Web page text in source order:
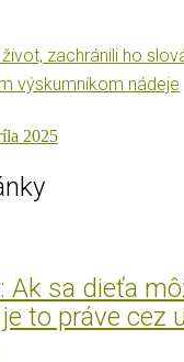
zachránili ho
výskumníkom nádeje
2025
Ak sa dieťa
to práve cez